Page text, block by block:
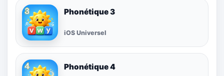
Phonétique 3
iOS Universel
Phonétique 4